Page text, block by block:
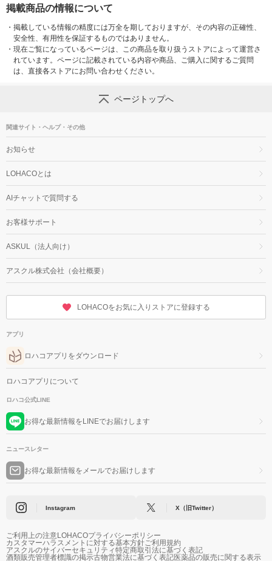
掲載商品の情報について
・ 掲載している情報の精度には万全を期しておりますが、その内容の正確性、
安全性、有用性を保証するものではありません。
・ 現在ご覧になっているページは、この商品を取り扱うストアによって運営さ
れています。ページに記載されている内容や商品、ご購入に関するご質問
は、直接各ストアにお問い合わせください。
ページトップへ
関連サイト・ヘルプ・その他
お知らせ
LOHACOとは
AIチャットで質問する
お客様サポート
ASKUL（法人向け）
アスクル株式会社（会社概要）
LOHACOをお気に入りストアに登録する
アプリ
ロハコアプリをダウンロード
ロハコアプリについて
ロハコ公式LINE
お得な最新情報をLINEでお届けします
ニュースレター
お得な最新情報をメールでお届けします
Instagram X（旧Twitter）
ご利用上の注意LOHACOプライバシーポリシー
カスタマーハラスメントに対する基本方針ご利用規約
アスクルのサイバーセキュリティ特定商取引法に基づく表記
酒類販売管理者標識の掲示古物営業法に基づく表記医薬品の販売に関する表示